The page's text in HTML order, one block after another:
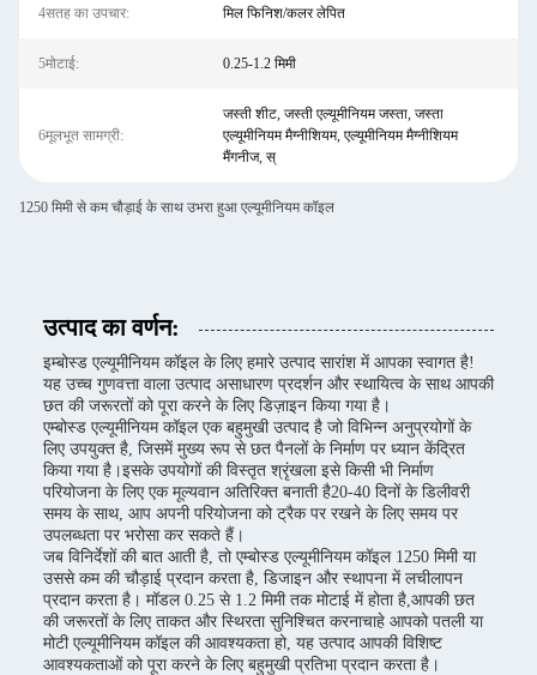
4सतह का उपचार: मिल फिनिश/कलर लेपित
5मोटाई: 0.25-1.2 मिमी
6मूलभूत सामग्री:
जस्ती शीट, जस्ती एल्यूमीनियम जस्ता, जस्ता
एल्यूमीनियम मैग्नीशियम, एल्यूमीनियम मैग्नीशियम
मैंगनीज, स्
1250 मिमी से कम चौड़ाई के साथ उभरा हुआ एल्यूमीनियम कॉइल
उत्पाद का वर्णन:
इम्बोस्ड एल्यूमीनियम कॉइल के लिए हमारे उत्पाद सारांश में आपका स्वागत है!
यह उच्च गुणवत्ता वाला उत्पाद असाधारण प्रदर्शन और स्थायित्व के साथ आपकी
छत की जरूरतों को पूरा करने के लिए डिज़ाइन किया गया है।
एम्बोस्ड एल्यूमीनियम कॉइल एक बहुमुखी उत्पाद है जो विभिन्न अनुप्रयोगों के
लिए उपयुक्त है, जिसमें मुख्य रूप से छत पैनलों के निर्माण पर ध्यान केंद्रित
किया गया है।इसके उपयोगों की विस्तृत श्रृंखला इसे किसी भी निर्माण
परियोजना के लिए एक मूल्यवान अतिरिक्त बनाती है20-40 दिनों के डिलीवरी
समय के साथ, आप अपनी परियोजना को ट्रैक पर रखने के लिए समय पर
उपलब्धता पर भरोसा कर सकते हैं।
जब विनिर्देशों की बात आती है, तो एम्बोस्ड एल्यूमीनियम कॉइल 1250 मिमी या
उससे कम की चौड़ाई प्रदान करता है, डिजाइन और स्थापना में लचीलापन
प्रदान करता है। मॉडल 0.25 से 1.2 मिमी तक मोटाई में होता है,आपकी छत
की जरूरतों के लिए ताकत और स्थिरता सुनिश्चित करनाचाहे आपको पतली या
मोटी एल्यूमीनियम कॉइल की आवश्यकता हो, यह उत्पाद आपकी विशिष्ट
आवश्यकताओं को पूरा करने के लिए बहुमुखी प्रतिभा प्रदान करता है।